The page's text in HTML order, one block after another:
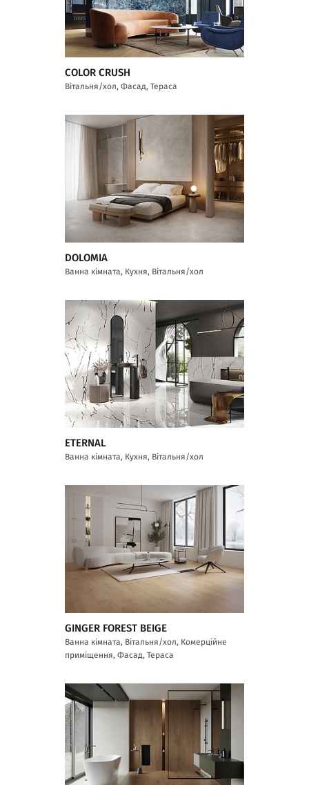
COLOR CRUSH
Вітальня/хол, Фасад, Тераса
DOLOMIA
Ванна кімната, Кухня, Вітальня/хол
ETERNAL
Ванна кімната, Кухня, Вітальня/хол
GINGER FOREST BEIGE
Ванна кімната, Вітальня/хол, Комерційне
приміщення, Фасад, Тераса